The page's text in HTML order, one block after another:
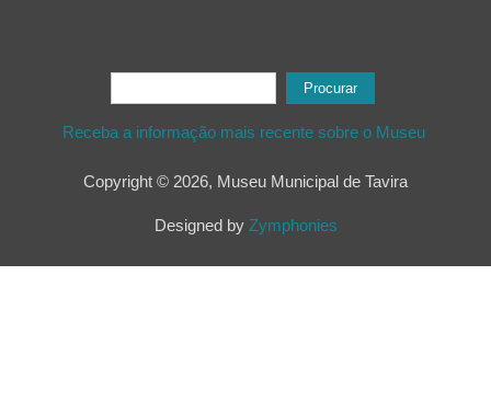
Formulário de procura
Receba a informação mais recente sobre o Museu
Copyright © 2026, Museu Municipal de Tavira
Designed by Zymphonies